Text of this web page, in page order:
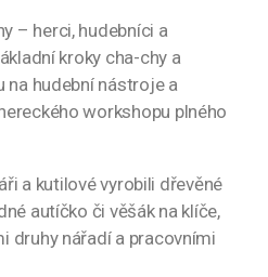
– herci, hudebníci a
kroky cha-chy a
na hudební nástroje a
workshopu plného
a kutilové vyrobili dřevěné
autíčko či věšák na klíče,
druhy nářadí a pracovními